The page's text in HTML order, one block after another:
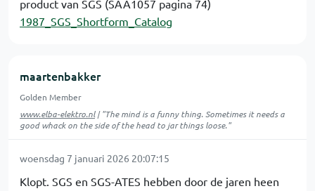
product van SGS (SAA1057 pagina 74)
1987_SGS_Shortform_Catalog
maartenbakker
Golden Member
www.elba-elektro.nl| "The mind is a funny thing. Sometimes it needs a
good whack on the side of the head to jar things loose."
woensdag 7 januari 2026 20:07:15
Klopt. SGS en SGS-ATES hebben door de jaren heen